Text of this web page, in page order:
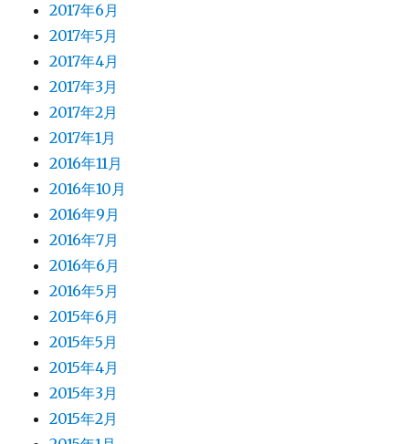
2017年6月
2017年5月
2017年4月
2017年3月
2017年2月
2017年1月
2016年11月
2016年10月
2016年9月
2016年7月
2016年6月
2016年5月
2015年6月
2015年5月
2015年4月
2015年3月
2015年2月